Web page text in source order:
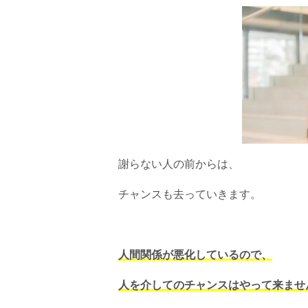
謝らない人の前からは、
チャンスも去っていきます。
人間関係が悪化しているので、
人を介してのチャンスはやって来ませ